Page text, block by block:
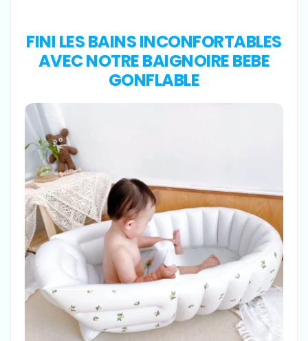
FINI LES BAINS INCONFORTABLES
AVEC NOTRE BAIGNOIRE BEBE
GONFLABLE